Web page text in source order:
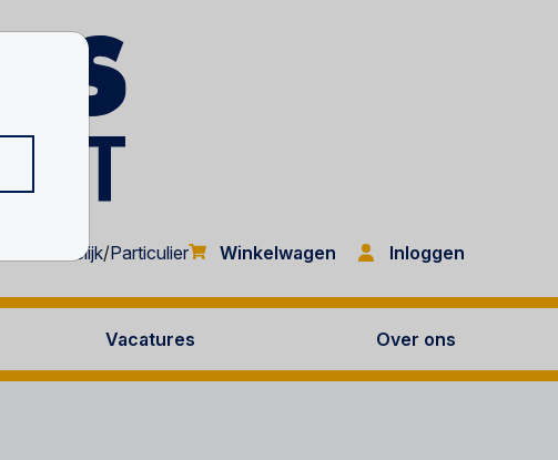
Zakelijk/Particulier Winkelwagen Inloggen
Vacatures Over ons